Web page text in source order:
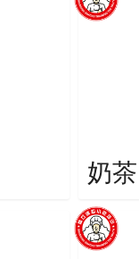
奶茶